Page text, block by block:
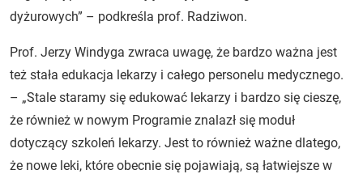
dyżurowych” – podkreśla prof. Radziwon.
Prof. Jerzy Windyga zwraca uwagę, że bardzo ważna jest
też stała edukacja lekarzy i całego personelu medycznego.
– „Stale staramy się edukować lekarzy i bardzo się cieszę,
że również w nowym Programie znalazł się moduł
dotyczący szkoleń lekarzy. Jest to również ważne dlatego,
że nowe leki, które obecnie się pojawiają, są łatwiejsze w